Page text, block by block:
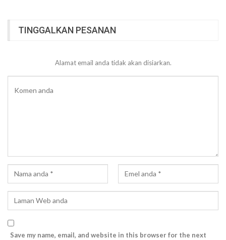
TINGGALKAN PESANAN
Alamat email anda tidak akan disiarkan.
Save my name, email, and website in this browser for the next